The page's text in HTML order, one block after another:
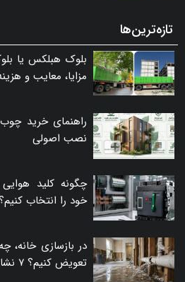
تازه‌ترین‌ها
بلوک هبلکس یا
مزایا، معایب و
راهنمای خرید چوب
نصب اصولی
چگونه کلید هوایی
خود را انتخاب کنیم؟
در بازسازی خانه، چه
تعویض کنیم؟ ۷ نشانه‌ای که نباید نادیده بگیرید